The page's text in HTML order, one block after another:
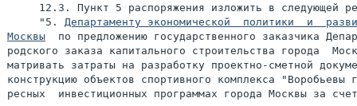
12.3. Пункт 5 распоряжения изложить в следующей
     "5.
Департаменту экономической  политики  и
Москвы
по предложению государственного заказчика
родского заказа капитального строительства города
матривать затраты на разработку проектно-сметной
конструкцию объектов спортивного комплекса
ресных  инвестиционных программах города Москвы за